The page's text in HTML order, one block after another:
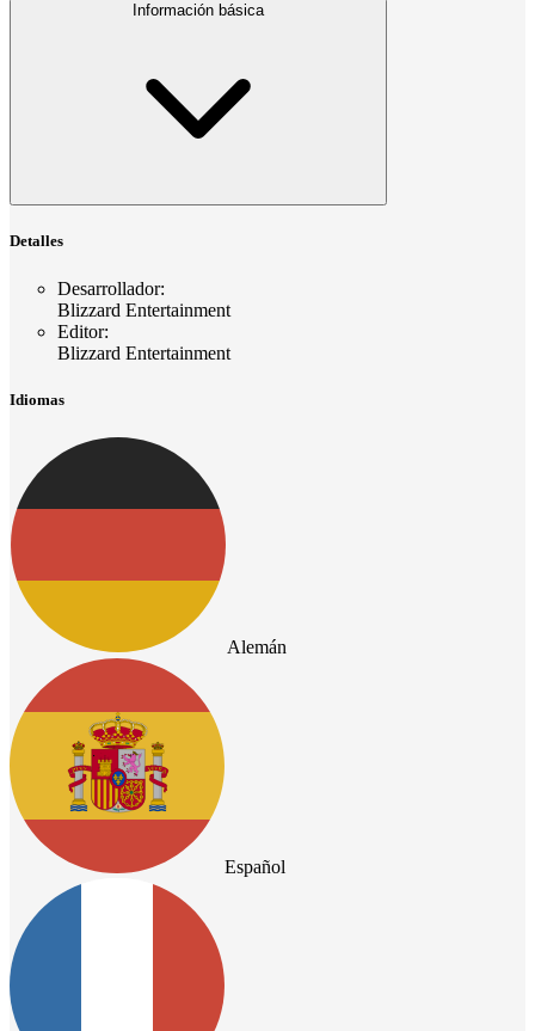
Información básica
Detalles
Desarrollador:
Blizzard Entertainment
Editor:
Blizzard Entertainment
Idiomas
Alemán
Español